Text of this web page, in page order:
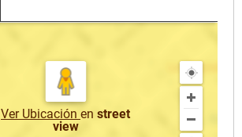
Ver Ubicación en street
view